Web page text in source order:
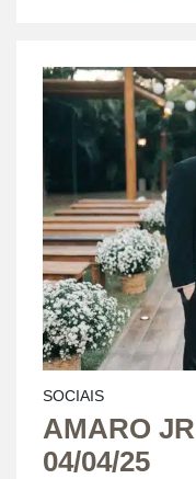
SOCIAIS
AMARO
04/04/25